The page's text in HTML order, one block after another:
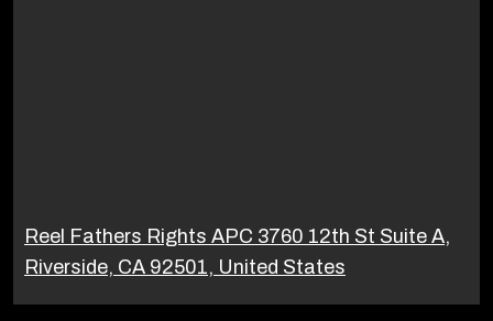
Reel Fathers Rights APC 3760 12th St Suite A,
Riverside, CA 92501, United States